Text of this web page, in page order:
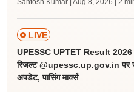
Santosh Kumar | Aug 8, 2026 | 2
LIVE
UPESSC UPTET Result 2026
रिजल्ट @upessc.up.gov.in पर
अपडेट, पासिंग मार्क्स